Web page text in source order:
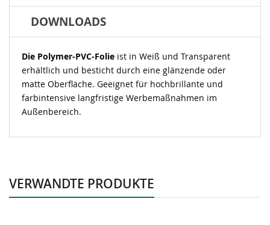
DOWNLOADS
Die Polymer-PVC-Folie ist in Weiß und Transparent
erhältlich und besticht durch eine glänzende oder
matte Oberfläche. Geeignet für hochbrillante und
farbintensive langfristige Werbemaßnahmen im
Außenbereich.
VERWANDTE PRODUKTE